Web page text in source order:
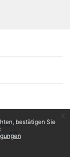
bestätigen Sie
|